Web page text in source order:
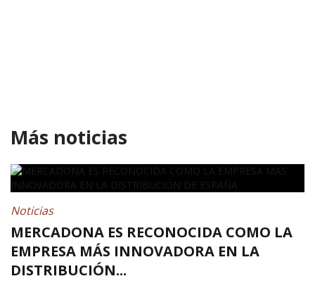
Más noticias
Noticias
MERCADONA ES RECONOCIDA COMO LA
EMPRESA MÁS INNOVADORA EN LA
DISTRIBUCIÓN...